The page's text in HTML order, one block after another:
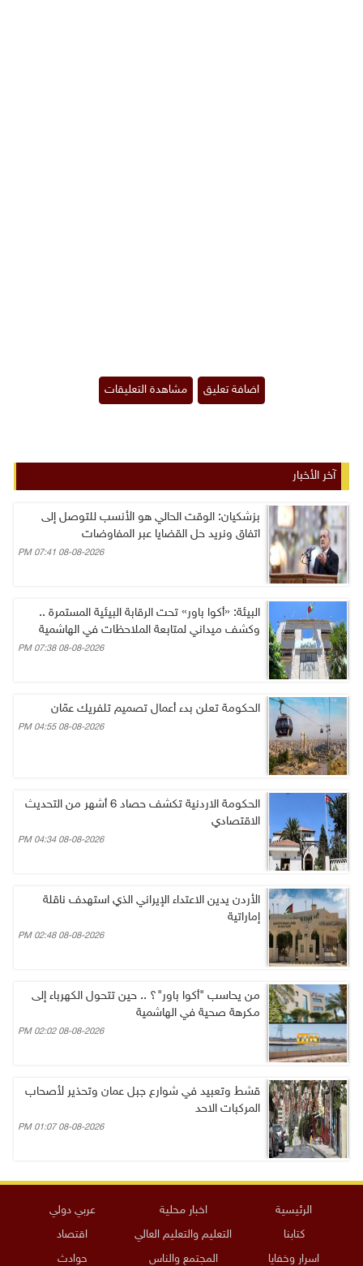
آخر الأخبار
بزشكيان: الوقت الحالي هو الأنسب للتوصل إلى
اتفاق ونريد حل القضايا عبر المفاوضات
08-08-2026 07:41 PM
البيئة: «أكوا باور» تحت الرقابة البيئية المستمرة ..
وكشف ميداني لمتابعة الملاحظات في الهاشمية
08-08-2026 07:38 PM
الحكومة تعلن بدء أعمال تصميم تلفريك عمّان
08-08-2026 04:55 PM
الحكومة الاردنية تكشف حصاد 6 أشهر من التحديث
الاقتصادي
08-08-2026 04:34 PM
الأردن يدين الاعتداء الإيراني الذي استهدف ناقلة
إماراتية
08-08-2026 02:48 PM
من يحاسب "أكوا باور"؟ .. حين تتحول الكهرباء إلى
مكرهة صحية في الهاشمية
08-08-2026 02:02 PM
قشط وتعبيد في شوارع جبل عمان وتحذير لأصحاب
المركبات الاحد
08-08-2026 01:07 PM
الرئيسية اخبار محلية
عربي دولي
كتابنا
التعليم والتعليم العالي
اقتصاد
اسرار وخفايا
المجتمع والناس حوادث